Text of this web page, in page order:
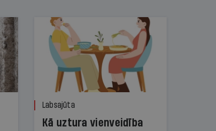
Labsajūta
Kā uztura vienveidība